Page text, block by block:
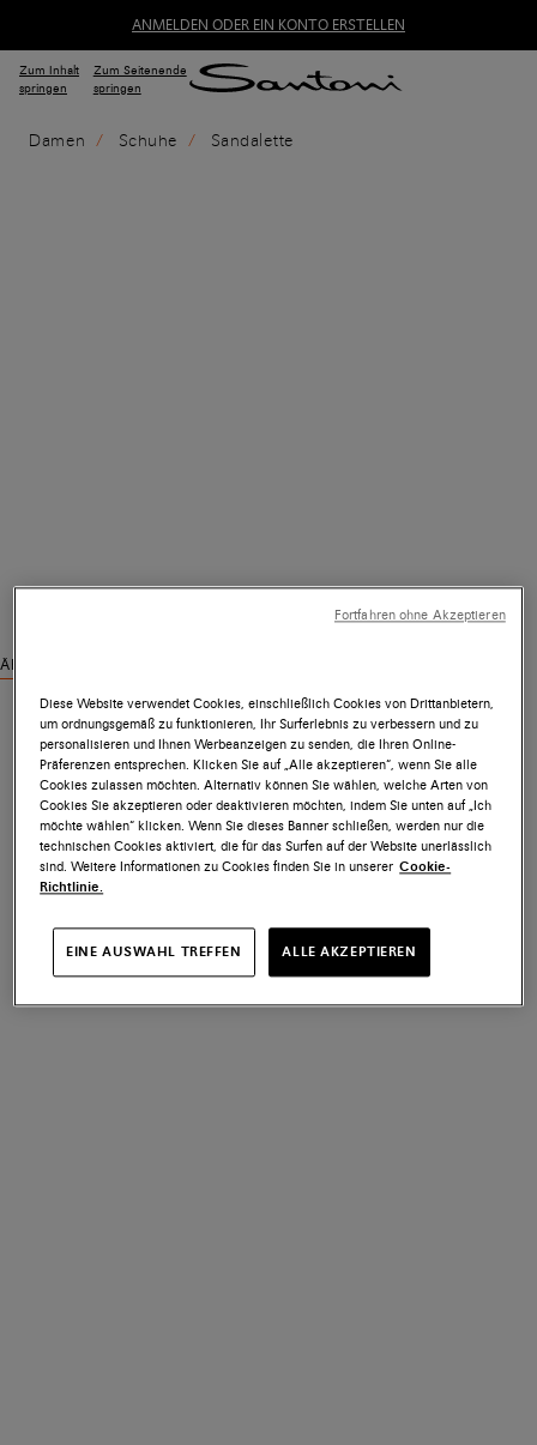
ANMELDEN ODER EIN KONTO ERSTELLEN
Zum Inhalt
springen
Zum Seitenende
springen
Damen Schuhe Sandalette
Ähnliche Produkte ansehen
Diese Website verwendet Cookies, einschließlich Cookies von Drittanbietern,
um ordnungsgemäß zu funktionieren, Ihr Surferlebnis zu verbessern und zu
personalisieren und Ihnen Werbeanzeigen zu senden, die Ihren Online-
Präferenzen entsprechen. Klicken Sie auf „Alle akzeptieren“, wenn Sie alle
Cookies zulassen möchten. Alternativ können Sie wählen, welche Arten von
Cookies Sie akzeptieren oder deaktivieren möchten, indem Sie unten auf „Ich
möchte wählen“ klicken. Wenn Sie dieses Banner schließen, werden nur die
technischen Cookies aktiviert, die für das Surfen auf der Website unerlässlich
sind. Weitere Informationen zu Cookies finden Sie in unserer Cookie-
Richtlinie.
EINE AUSWAHL TREFFEN ALLE AKZEPTIEREN
Fortfahren ohne Akzeptieren